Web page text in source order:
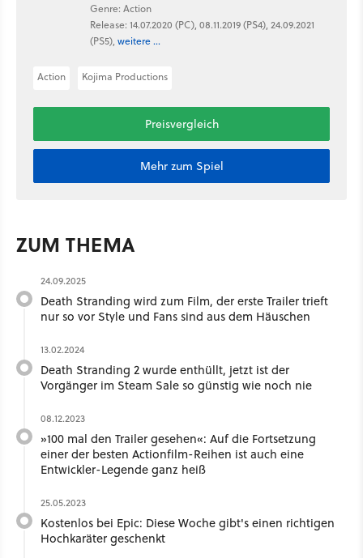
Genre: Action
Release: 14.07.2020 (PC), 08.11.2019 (PS4), 24.09.2021
(PS5), weitere ...
Action Kojima Productions
Preisvergleich
Mehr zum Spiel
ZUM THEMA
24.09.2025
Death Stranding wird zum Film, der erste Trailer trieft
nur so vor Style und Fans sind aus dem Häuschen
13.02.2024
Death Stranding 2 wurde enthüllt, jetzt ist der
Vorgänger im Steam Sale so günstig wie noch nie
08.12.2023
»100 mal den Trailer gesehen«: Auf die Fortsetzung
einer der besten Actionfilm-Reihen ist auch eine
Entwickler-Legende ganz heiß
25.05.2023
Kostenlos bei Epic: Diese Woche gibt's einen richtigen
Hochkaräter geschenkt